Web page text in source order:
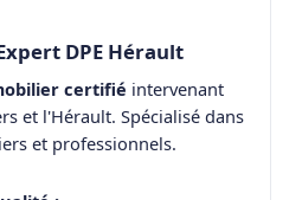
DPE Hérault
certifié intervenant
et l'Hérault. Spécialisé dans
et professionnels.